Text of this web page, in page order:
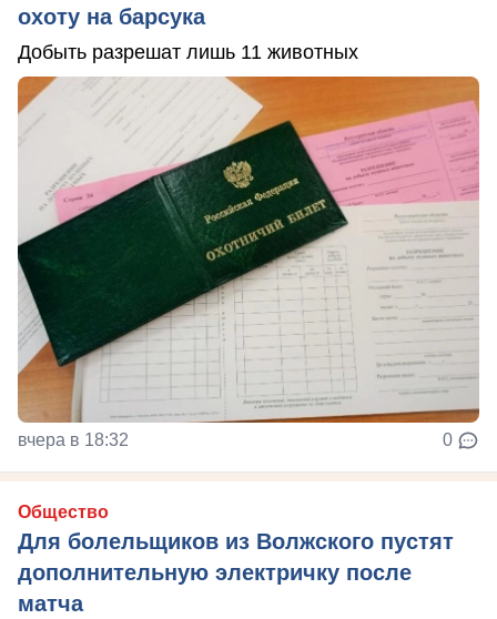
охоту на барсука
Добыть разрешат лишь 11 животных
вчера в 18:32 0
Общество
Для болельщиков из Волжского пустят
дополнительную электричку после
матча